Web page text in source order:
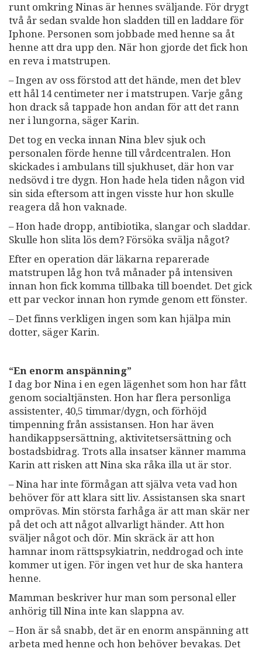
runt omkring Ninas är hennes sväljande. För drygt
två år sedan svalde hon sladden till en laddare för
Iphone. Personen som jobbade med henne sa åt
henne att dra upp den. När hon gjorde det fick hon
en reva i matstrupen.
– Ingen av oss förstod att det hände, men det blev
ett hål 14 centimeter ner i matstrupen. Varje gång
hon drack så tappade hon andan för att det rann
ner i lungorna, säger Karin.
Det tog en vecka innan Nina blev sjuk och
personalen förde henne till vårdcentralen. Hon
skickades i ambulans till sjukhuset, där hon var
nedsövd i tre dygn. Hon hade hela tiden någon vid
sin sida eftersom att ingen visste hur hon skulle
reagera då hon vaknade.
– Hon hade dropp, antibiotika, slangar och sladdar.
Skulle hon slita lös dem? Försöka svälja något?
Efter en operation där läkarna reparerade
matstrupen låg hon två månader på intensiven
innan hon fick komma tillbaka till boendet. Det gick
ett par veckor innan hon rymde genom ett fönster.
– Det finns verkligen ingen som kan hjälpa min
dotter, säger Karin.
“En enorm anspänning”
I dag bor Nina i en egen lägenhet som hon har fått
genom socialtjänsten. Hon har flera personliga
assistenter, 40,5 timmar/dygn, och förhöjd
timpenning från assistansen. Hon har även
handikappsersättning, aktivitetsersättning och
bostadsbidrag. Trots alla insatser känner mamma
Karin att risken att Nina ska råka illa ut är stor.
– Nina har inte förmågan att själva veta vad hon
behöver för att klara sitt liv. Assistansen ska snart
omprövas. Min största farhåga är att man skär ner
på det och att något allvarligt händer. Att hon
sväljer något och dör. Min skräck är att hon
hamnar inom rättspsykiatrin, neddrogad och inte
kommer ut igen. För ingen vet hur de ska hantera
henne.
Mamman beskriver hur man som personal eller
anhörig till Nina inte kan slappna av.
– Hon är så snabb, det är en enorm anspänning att
arbeta med henne och hon behöver bevakas. Det